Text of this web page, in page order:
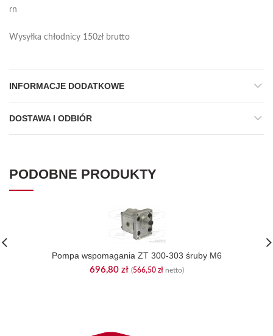
rn
Wysyłka chłodnicy 150zł brutto
INFORMACJE DODATKOWE
DOSTAWA I ODBIÓR
PODOBNE PRODUKTY
Pompa wspomagania ZT 300-303 śruby M6
696,80 zł (566,50 złnetto)